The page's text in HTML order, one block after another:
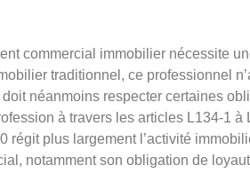
commercial immobilier nécessite
traditionnel, ce professionnel
néanmoins respecter certaines
à travers les articles L134-1
régit plus largement l’activité
notamment son obligation de